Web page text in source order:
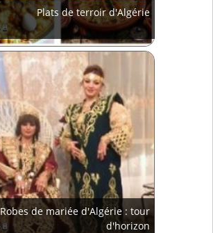
Plats de terroir d'Algérie
Robes de mariée d'Algérie : tour
d'horizon